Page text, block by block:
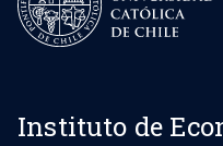
Instituto de